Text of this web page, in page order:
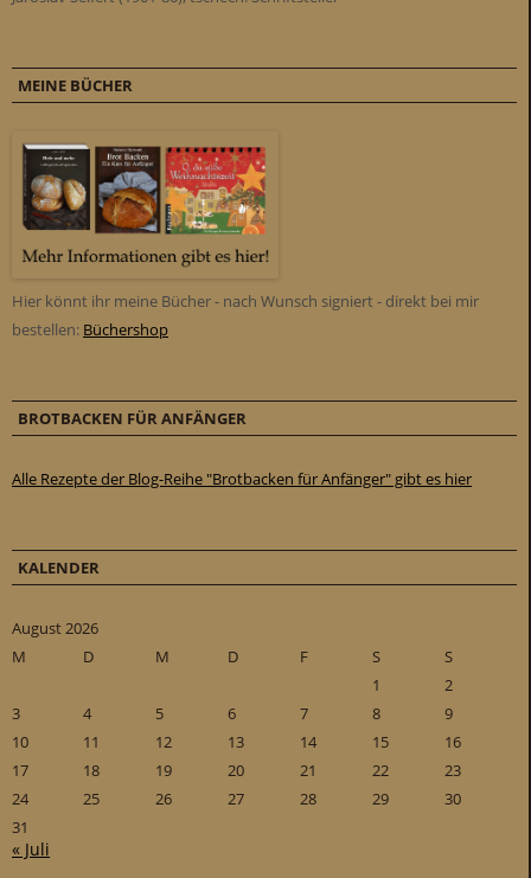
MEINE BÜCHER
Hier könnt ihr meine Bücher - nach Wunsch signiert - direkt bei mir
bestellen: Büchershop
BROTBACKEN FÜR ANFÄNGER
Alle Rezepte der Blog-Reihe "Brotbacken für Anfänger" gibt es hier
KALENDER
August 2026
M
D M D F S
S
1
2
3
4 5 6 7 8
9
10
11 12 13 14 15
16
17
18 19 20 21 22
23
24
25 26 27 28 29
30
31
« Juli